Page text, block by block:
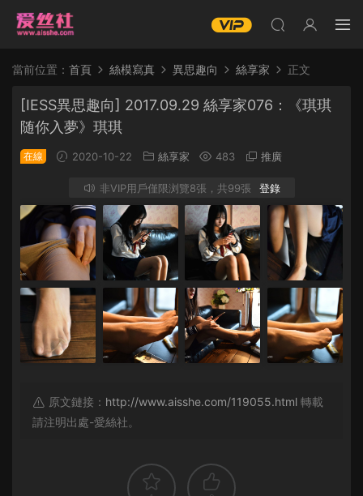
當前位置： 首頁 絲模寫真 異思趣向 絲享家 正文
[IESS異思趣向] 2017.09.29 絲享家076：《琪琪
随你入夢》琪琪
在線 2020-10-22 絲享家 483 推廣
非VIP用戶僅限浏覽8張，共99張 登錄
原文鏈接： http://www.aisshe.com/119055.html 轉載
請注明出處-愛絲社。